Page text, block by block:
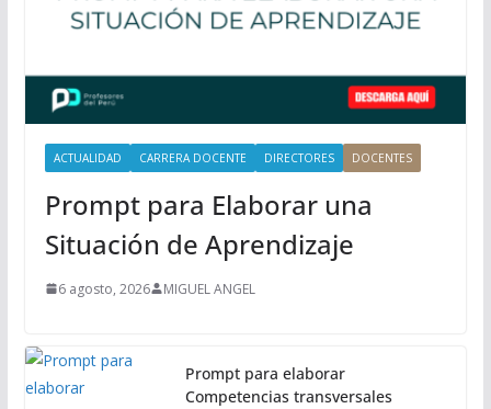
a
ACTUALIDAD CARRERA DOCENTE DIRECTORES DOCENTES
Prompt para Elaborar una
Situación de Aprendizaje
6 agosto, 2026 MIGUEL ANGEL
Prompt para elaborar
Competencias transversales